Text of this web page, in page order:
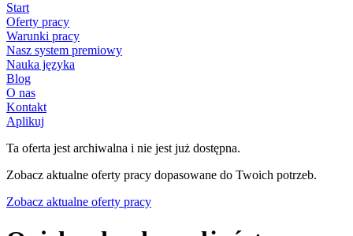
Start
Oferty pracy
Warunki pracy
Nasz system premiowy
Nauka języka
Blog
O nas
Kontakt
Aplikuj
Ta oferta jest archiwalna i nie jest już dostępna.
Zobacz aktualne oferty pracy dopasowane do Twoich potrzeb.
Zobacz aktualne oferty pracy